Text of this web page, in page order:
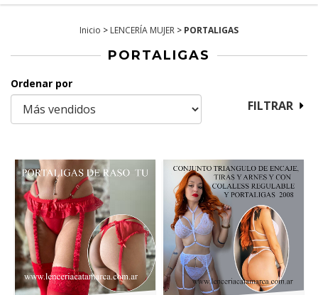
Inicio > LENCERÍA MUJER > PORTALIGAS
PORTALIGAS
Ordenar por
FILTRAR